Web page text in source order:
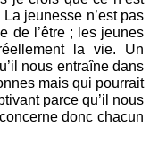
jeunesse n’est pas
de l’être ; les jeunes
la vie. Un
nous entraîne dans
mais qui pourrait
parce qu’il nous
donc chacun